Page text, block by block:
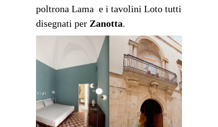
poltrona Lama e i tavolini Loto tutti
disegnati per Zanotta.